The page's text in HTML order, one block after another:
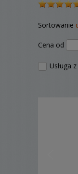
Sortowanie
Cena od
Usługa